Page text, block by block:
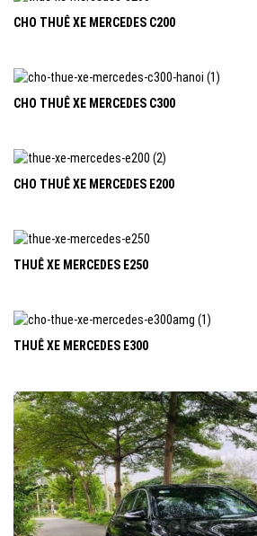
CHO THUÊ XE MERCEDES C200
CHO THUÊ XE MERCEDES C300
CHO THUÊ XE MERCEDES E200
THUÊ XE MERCEDES E250
THUÊ XE MERCEDES E300